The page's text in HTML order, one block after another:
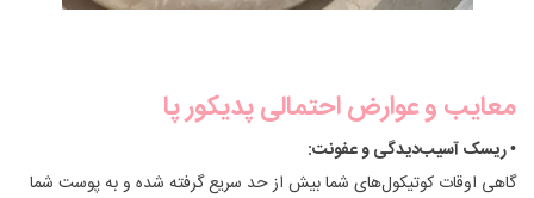
معایب و عوارض احتمالی پدیکور پا
• ریسک آسیب‌دیدگی و عفونت:
گاهی اوقات کوتیکول‌های شما بیش از حد سریع گرفته شده و به پوست شما